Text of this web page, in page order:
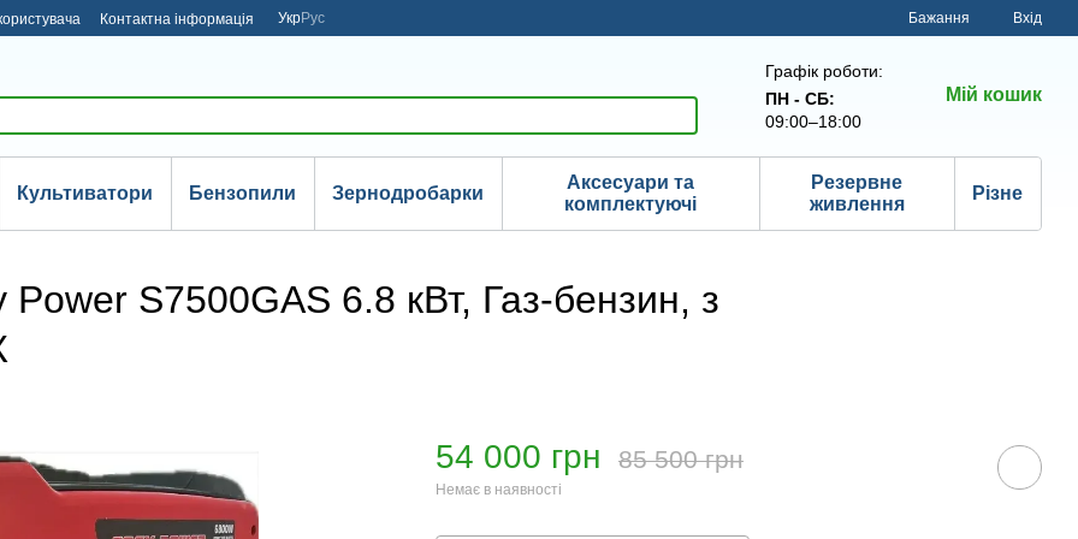
Контактна інформація УкрРус Бажання Вхід
Графік роботи:
ПН - СБ:
09:00–18:00
Мій кошик
Культиватори Бензопили Зернодробарки
Аксесуари та
комплектуючі
Резервне
живлення
Різне
Power S7500GAS 6.8 кВт, Газ-бензин, з
54 000 грн 85 500 грн
Немає в наявності